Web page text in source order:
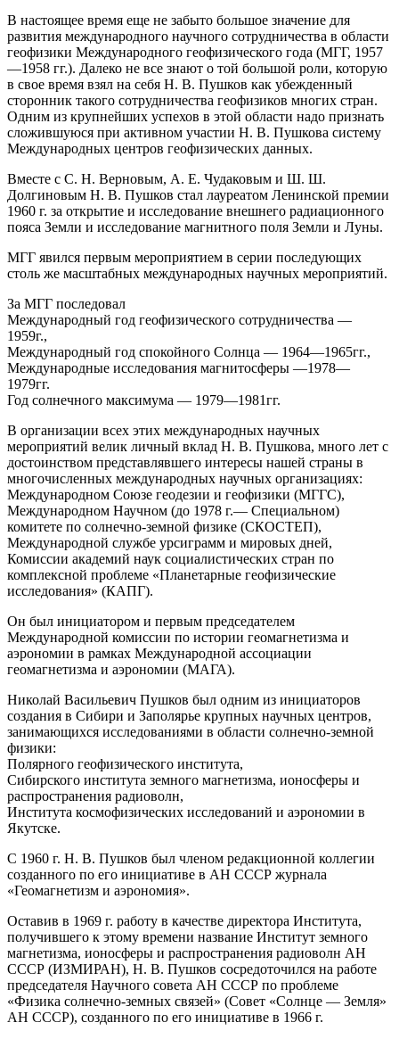
В настоящее время еще не забыто большое значение для
развития международного научного сотрудничества в области
геофизики Международного геофизического года (МГГ, 1957
—1958 гг.). Далеко не все знают о той большой роли, которую
в свое время взял на себя Н. В. Пушков как убежденный
сторонник такого сотрудничества геофизиков многих стран.
Одним из крупнейших успехов в этой области надо признать
сложившуюся при активном участии Н. В. Пушкова систему
Международных центров геофизических данных.
Вместе с С. Н. Верновым, А. Е. Чудаковым и Ш. Ш.
Долгиновым Н. В. Пушков стал лауреатом Ленинской премии
1960 г. за открытие и исследование внешнего радиационного
пояса Земли и исследование магнитного поля Земли и Луны.
МГГ явился первым мероприятием в серии последующих
столь же масштабных международных научных мероприятий.
За МГГ последовал
Международный год геофизического сотрудничества —
1959г.,
Международный год спокойного Солнца — 1964—1965гг.,
Международные исследования магнитосферы —1978—
1979гг.
Год солнечного максимума — 1979—1981гг.
В организации всех этих международных научных
мероприятий велик личный вклад Н. В. Пушкова, много лет с
достоинством представлявшего интересы нашей страны в
многочисленных международных научных организациях:
Международном Союзе геодезии и геофизики (МГГС),
Международном Научном (до 1978 г.— Специальном)
комитете по солнечно-земной физике (СКОСТЕП),
Международной службе урсиграмм и мировых дней,
Комиссии академий наук социалистических стран по
комплексной проблеме «Планетарные геофизические
исследования» (КАПГ).
Он был инициатором и первым председателем
Международной комиссии по истории геомагнетизма и
аэрономии в рамках Международной ассоциации
геомагнетизма и аэрономии (МАГА).
Николай Васильевич Пушков был одним из инициаторов
создания в Сибири и Заполярье крупных научных центров,
занимающихся исследованиями в области солнечно-земной
физики:
Полярного геофизического института,
Сибирского института земного магнетизма, ионосферы и
распространения радиоволн,
Института космофизических исследований и аэрономии в
Якутске.
С 1960 г. Н. В. Пушков был членом редакционной коллегии
созданного по его инициативе в АН СССР журнала
«Геомагнетизм и аэрономия».
Оставив в 1969 г. работу в качестве директора Института,
получившего к этому времени название Институт земного
магнетизма, ионосферы и распространения радиоволн АН
СССР (ИЗМИРАН), Н. В. Пушков сосредоточился на работе
председателя Научного совета АН СССР по проблеме
«Физика солнечно-земных связей» (Совет «Солнце — Земля»
АН СССР), созданного по его инициативе в 1966 г.